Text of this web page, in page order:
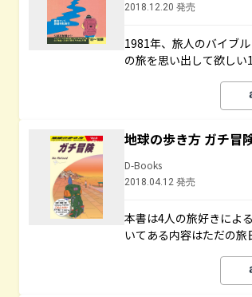
2018.12.20 発売
1981年、旅人のバイブ
の旅を思い出して欲しい1
地球の歩き方 ガチ冒
D-Books
2018.04.12 発売
本書は4人の旅好きによ
いてある内容はただの旅